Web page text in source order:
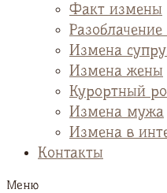
Факт измены
Измена
Измена жены
Курортный
Измена мужа
Измена в
Контакты
Меню